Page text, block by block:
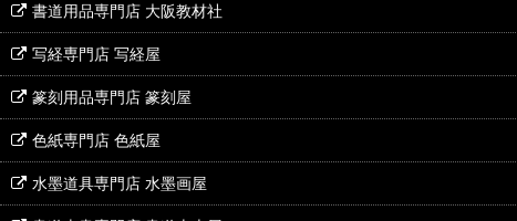
書道用品専門店 大阪教材社
写経専門店 写経屋
篆刻用品専門店 篆刻屋
色紙専門店 色紙屋
水墨道具専門店 水墨画屋